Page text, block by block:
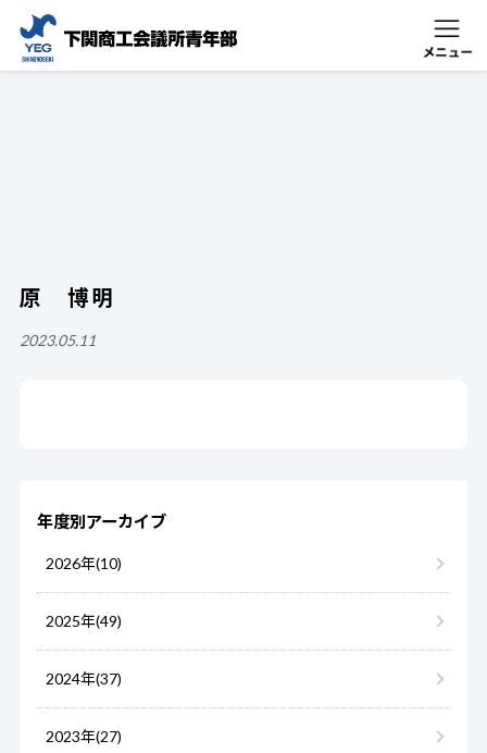
原 博明
2023.05.11
年度別アーカイブ
2026年(10)
2025年(49)
2024年(37)
2023年(27)